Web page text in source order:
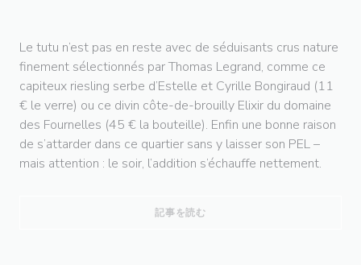
Le tutu n’est pas en reste avec de séduisants crus nature
finement sélectionnés par Thomas Legrand, comme ce
capiteux riesling serbe d’Estelle et Cyrille Bongiraud (11
€ le verre) ou ce divin côte-de-brouilly Elixir du domaine
des Fournelles (45 € la bouteille). Enfin une bonne raison
de s’attarder dans ce quartier sans y laisser son PEL –
mais attention : le soir, l’addition s’échauffe nettement.
記事を読む